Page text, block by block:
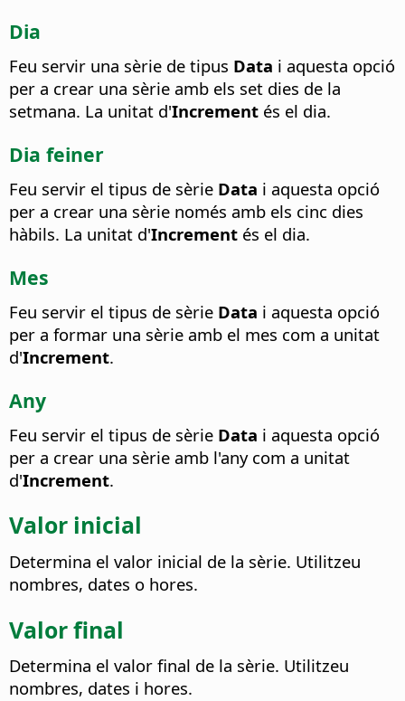
Dia
Feu servir una sèrie de tipus Data i aquesta opció
per a crear una sèrie amb els set dies de la
setmana. La unitat d'Increment és el dia.
Dia feiner
Feu servir el tipus de sèrie Data i aquesta opció
per a crear una sèrie només amb els cinc dies
hàbils. La unitat d'Increment és el dia.
Mes
Feu servir el tipus de sèrie Data i aquesta opció
per a formar una sèrie amb el mes com a unitat
d'Increment.
Any
Feu servir el tipus de sèrie Data i aquesta opció
per a crear una sèrie amb l'any com a unitat
d'Increment.
Valor inicial
Determina el valor inicial de la sèrie. Utilitzeu
nombres, dates o hores.
Valor final
Determina el valor final de la sèrie. Utilitzeu
nombres, dates i hores.